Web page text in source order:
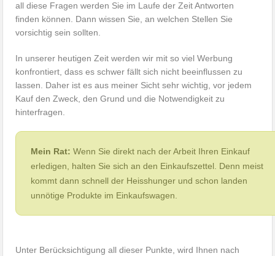
all diese Fragen werden Sie im Laufe der Zeit Antworten
finden können. Dann wissen Sie, an welchen Stellen Sie
vorsichtig sein sollten.
In unserer heutigen Zeit werden wir mit so viel Werbung
konfrontiert, dass es schwer fällt sich nicht beeinflussen zu
lassen. Daher ist es aus meiner Sicht sehr wichtig, vor jedem
Kauf den Zweck, den Grund und die Notwendigkeit zu
hinterfragen.
Mein Rat: Wenn Sie direkt nach der Arbeit Ihren Einkauf
erledigen, halten Sie sich an den Einkaufszettel. Denn meist
kommt dann schnell der Heisshunger und schon landen
unnötige Produkte im Einkaufswagen.
Unter Berücksichtigung all dieser Punkte, wird Ihnen nach